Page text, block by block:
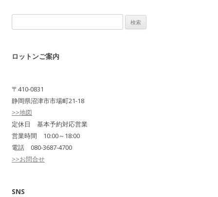
索:
ロットンご案内
〒410-0831
静岡県沼津市市場町21-18
>>地図
定休日 基本予約対応営業
営業時間 10:00～18:00
電話 080-3687-4700
>>お問合せ
SNS